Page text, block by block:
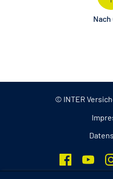
Nach
© INTER